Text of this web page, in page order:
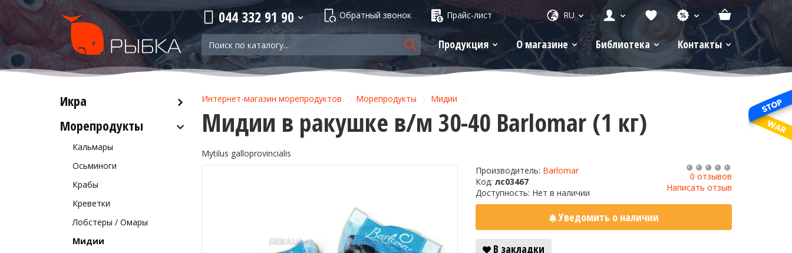
044 332 91 90 Обратный звонок Прайс-лист RU
Продукция О магазине Библиотека Контакты
Икра
Красная икра
Морепродукты
Кальмары
Осьминоги
Крабы
Креветки
Лобстеры / Омары
Мидии
Интернет-магазин морепродуктов Морепродукты Мидии
Мидии в ракушке в/м 30-40 Barlomar (1 кг)
Mytilus galloprovincialis
Производитель: Barlomar
Код: лс03467
Доступность: Нет в наличии
0 отзывов
Написать отзыв
Уведомить о наличии
В закладки